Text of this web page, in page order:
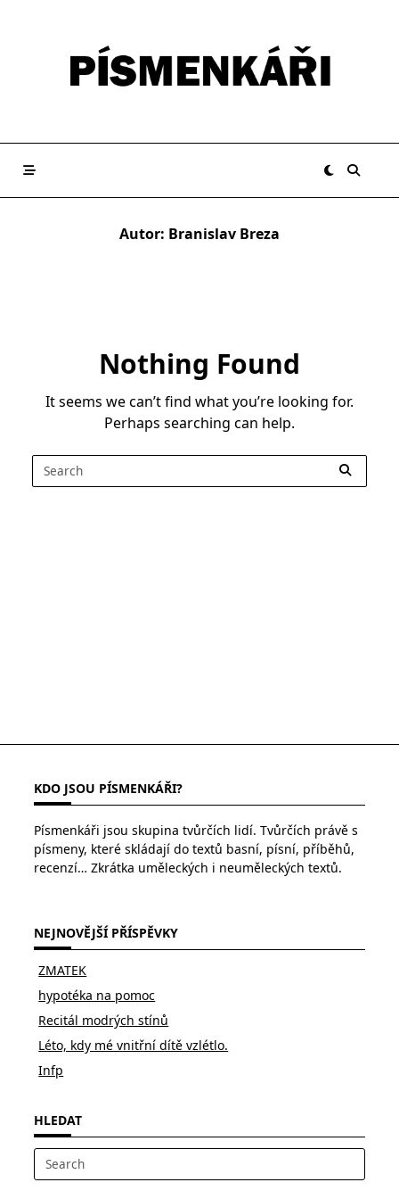
Autor: Branislav Breza
Nothing Found
It seems we can’t find what you’re looking for.
Perhaps searching can help.
Search
KDO JSOU PÍSMENKÁŘI?
Písmenkáři jsou skupina tvůrčích lidí. Tvůrčích právě s
písmeny, které skládají do textů basní, písní, příběhů,
recenzí… Zkrátka uměleckých i neuměleckých textů.
NEJNOVĚJŠÍ PŘÍSPĚVKY
ZMATEK
hypotéka na pomoc
Recitál modrých stínů
Léto, kdy mé vnitřní dítě vzlétlo.
Infp
HLEDAT
Search